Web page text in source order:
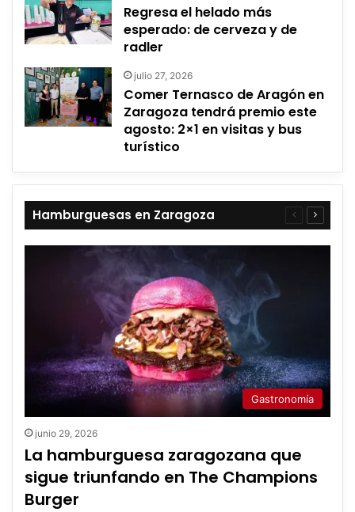
Regresa el helado más
esperado: de cerveza y de
radler
julio 27, 2026
Comer Ternasco de Aragón en
Zaragoza tendrá premio este
agosto: 2×1 en visitas y bus
turístico
Hamburguesas en Zaragoza
Página
anterior
Gastronomía
junio 29, 2026
La hamburguesa zaragozana que
sigue triunfando en The Champions
Burger